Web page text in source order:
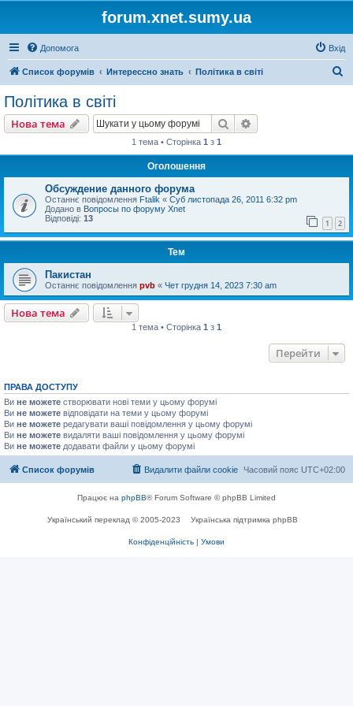
forum.xnet.sumy.ua
Допомога Вхід
Список форумів Интерессно знать Політика в світі
Політика в світі
Нова тема Пошук
1 тема • Сторінка 1 з 1
Оголошення
Обсуждение данного форума
Останнє повідомлення Ftalik « Суб листопада 26, 2011 6:32 pm
Додано в Вопросы по форуму Xnet
Відповіді: 13 1 2
Тем
Пакистан
Останнє повідомлення pvb « Чет грудня 14, 2023 7:30 am
Нова тема
1 тема • Сторінка 1 з 1
Перейти
ПРАВА ДОСТУПУ
Ви не можете створювати нові теми у цьому форумі
Ви не можете відповідати на теми у цьому форумі
Ви не можете редагувати ваші повідомлення у цьому форумі
Ви не можете видаляти ваші повідомлення у цьому форумі
Ви не можете додавати файли у цьому форумі
Список форумів Часовий пояс UTC+02:00
Видалити файли cookie
Працює на phpBB® Forum Software © phpBB Limited
Український переклад © 2005-2023 Українська підтримка phpBB
Конфіденційність | Умови